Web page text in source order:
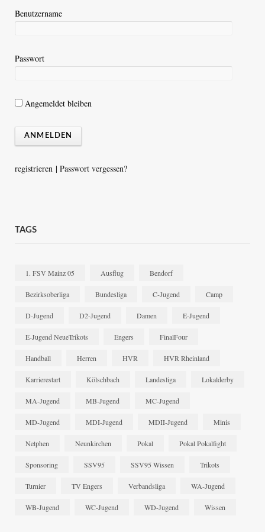
Benutzername
Passwort
Angemeldet bleiben
registrieren | Passwort vergessen?
TAGS
1. FSV Mainz 05 Ausflug Bendorf
Bezirksoberliga Bundesliga C-Jugend Camp
D-Jugend D2-Jugend Damen E-Jugend
E-Jugend NeueTrikots Engers FinalFour
Handball Herren HVR HVR Rheinland
Karrierestart Kölschbach Landesliga Lokalderby
MA-Jugend MB-Jugend MC-Jugend
MD-Jugend MDI-Jugend MDII-Jugend Minis
Netphen Neunkirchen Pokal Pokal Pokalfight
Sponsoring SSV95 SSV95 Wissen Trikots
Turnier TV Engers Verbandsliga WA-Jugend
WB-Jugend WC-Jugend WD-Jugend Wissen